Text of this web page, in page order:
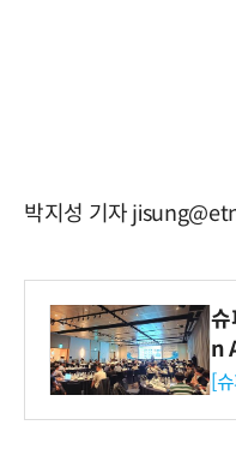
박지성 기자
n
리
[